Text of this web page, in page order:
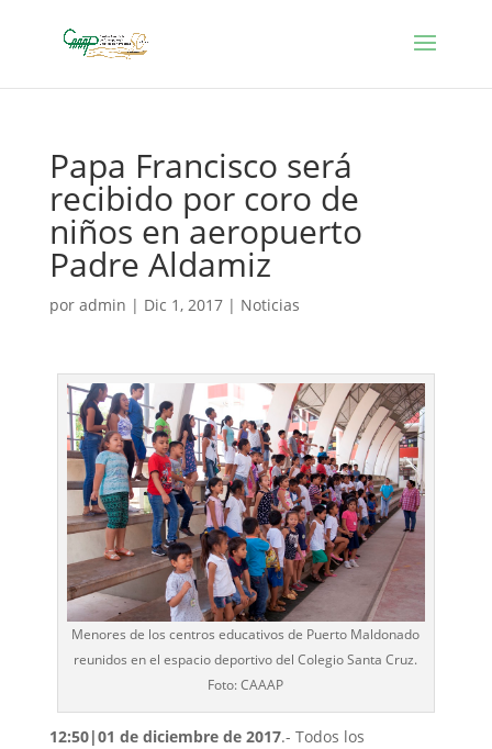
Papa Francisco será
recibido por coro de
niños en aeropuerto
Padre Aldamiz
por admin | Dic 1, 2017| Noticias
Menores de los centros educativos de Puerto Maldonado
reunidos en el espacio deportivo del Colegio Santa Cruz.
Foto: CAAAP
12:50|01 de diciembre de 2017.- Todos los